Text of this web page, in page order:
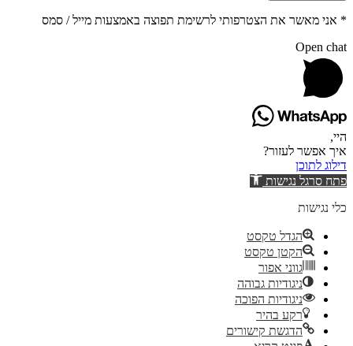
* אני מאשר את הצטרפותי לרשימת תפוצה באמצעות מייל / סמס
Open chat
היי,
איך אפשר לעזור?
דילוג לתוכן
פתח סרגל נגישות
כלי נגישות
הגדל טקסט
הקטן טקסט
גווני אפור
ניגודיות גבוהה
ניגודיות הפוכה
רקע בהיר
הדגשת קישורים